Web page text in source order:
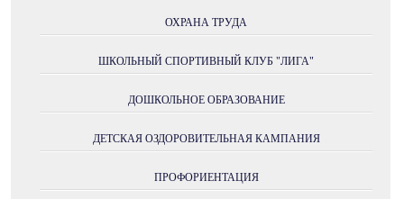
ОХРАНА ТРУДА
ШКОЛЬНЫЙ СПОРТИВНЫЙ КЛУБ "ЛИГА"
ДОШКОЛЬНОЕ ОБРАЗОВАНИЕ
ДЕТСКАЯ ОЗДОРОВИТЕЛЬНАЯ КАМПАНИЯ
ПРОФОРИЕНТАЦИЯ